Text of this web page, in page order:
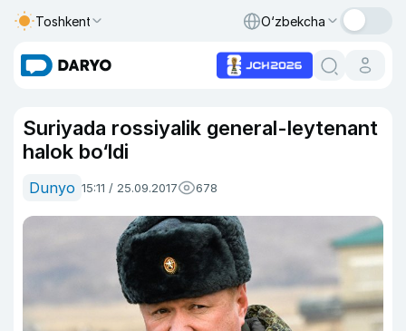
Toshkent O‘zbekcha
Suriyada rossiyalik general-leytenant
halok bo‘ldi
Dunyo 15:11 / 25.09.2017 678